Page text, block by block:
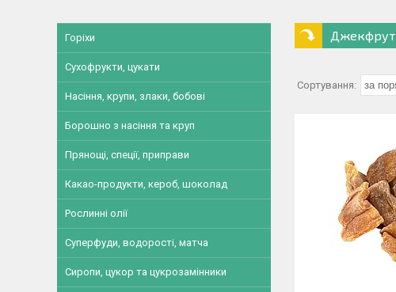
Джекфрут
Горіхи
Сухофрукти, цукати
Насіння, крупи, злаки, бобові
Борошно з насіння та круп
Прянощі, спеції, приправи
Какао-продукти, кероб, шоколад
Рослинні олії
Суперфуди, водорості, матча
Сиропи, цукор та цукрозамінники